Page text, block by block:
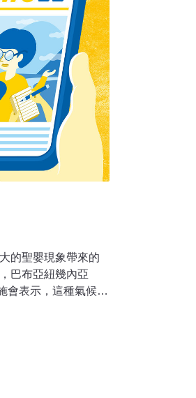
可能孵出母龜
的聖嬰現象帶來的
巴布亞紐幾內亞
會表示，這種氣候模
大聖嬰現象對挽救
Vital to Save
發的聖嬰現象，是
，到了2016年初恐